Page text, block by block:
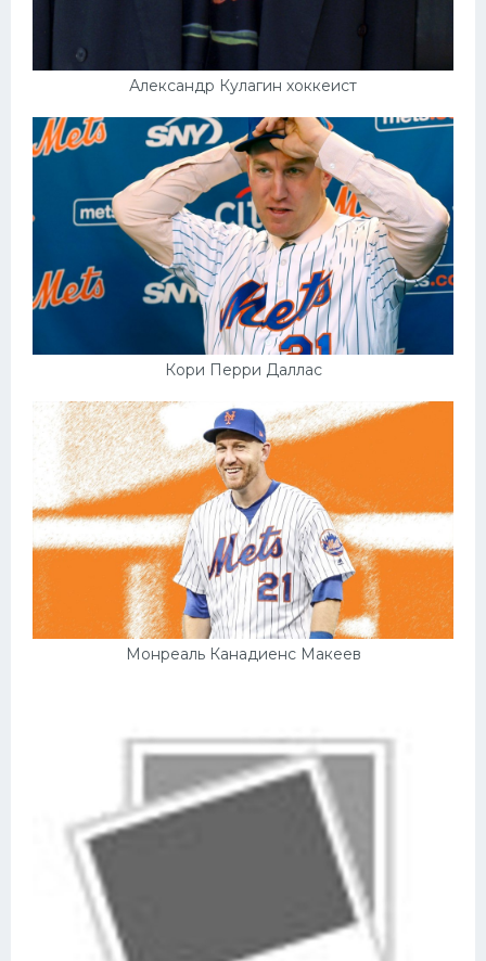
Александр Кулагин хоккеист
Кори Перри Даллас
Монреаль Канадиенс Макеев